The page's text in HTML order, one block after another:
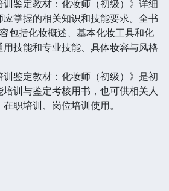
鉴定教材：化妆师（初级）》详细
掌握的相关知识和技能要求。全书
包括化妆概述、基本化妆工具和化
技能和专业技能、具体妆容与风格
鉴定教材：化妆师（初级）》是初
训与鉴定考核用书，也可供相关人
职培训、岗位培训使用。